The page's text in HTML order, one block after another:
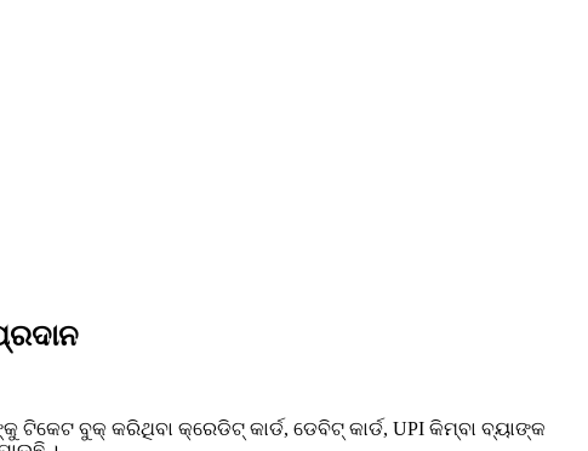
ବୁକ୍ କରିଥିବା କ୍ରେଡିଟ୍ କାର୍ଡ, ଡେବିଟ୍ କାର୍ଡ, UPI କିମ୍ବା ବ୍ୟାଙ୍କ